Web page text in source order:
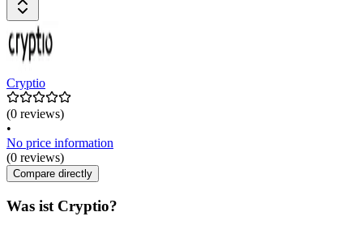
Cryptio
(0 reviews)
•
No price information
(0 reviews)
Compare directly
Was ist Cryptio?